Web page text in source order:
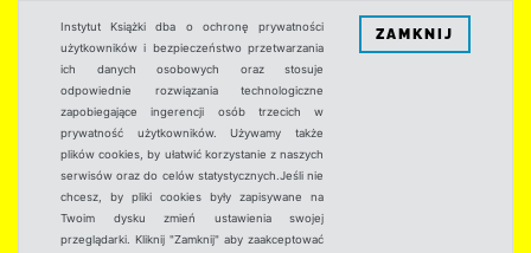
Instytut Książki dba o ochronę prywatności
użytkowników i bezpieczeństwo przetwarzania
ich danych osobowych oraz stosuje
odpowiednie rozwiązania technologiczne
zapobiegające ingerencji osób trzecich w
prywatność użytkowników. Używamy także
plików cookies, by ułatwić korzystanie z naszych
serwisów oraz do celów statystycznych.Jeśli nie
chcesz, by pliki cookies były zapisywane na
Twoim dysku zmień ustawienia swojej
przeglądarki. Kliknij "Zamknij" aby zaakceptować
ZAMKNIJ